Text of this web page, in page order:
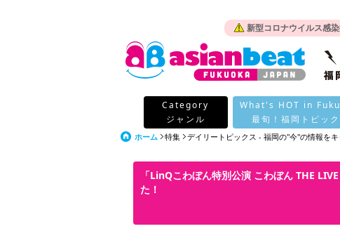
新型コロナウイルス感
Category
ジャンル
What's HOT in
最旬！福岡トピッ
ホーム 特集 デイリートピックス - 福岡の"今"の情報をキ
「LinQこわぼん特別公演 こわぼん THE
た！